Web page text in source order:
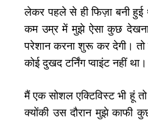
लेकर पहले से ही फिज़ा बनी हुई
कम उम्र में मुझे ऐसा कुछ देखना
परेशान करना शुरू कर देगी।
कोई दुखद टर्निंग प्वाइंट नहीं था।
मैं एक सोशल एक्टिविस्ट भी हूं
क्योंकी उस दौरान मुझे काफी